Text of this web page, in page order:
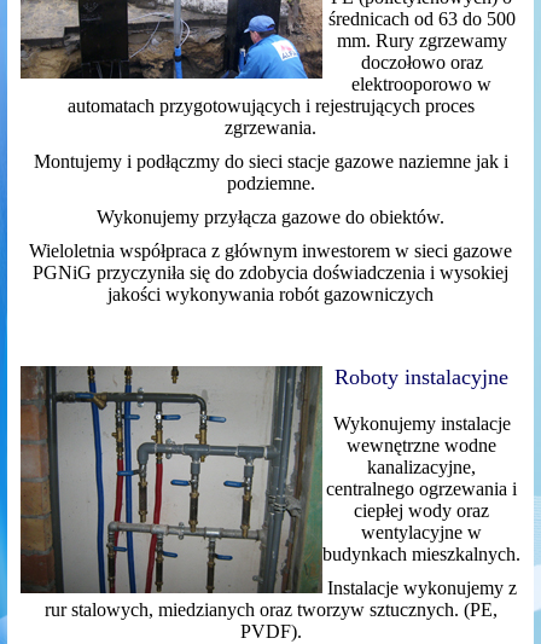
średnicach od 63 do 500
mm. Rury zgrzewamy
doczołowo oraz
elektrooporowo w
automatach przygotowujących i rejestrujących proces
zgrzewania.
Montujemy i podłączmy do sieci stacje gazowe naziemne jak i
podziemne.
Wykonujemy przyłącza gazowe do obiektów.
Wieloletnia współpraca z głównym inwestorem w sieci gazowe
PGNiG przyczyniła się do zdobycia doświadczenia i wysokiej
jakości wykonywania robót gazowniczych
Roboty instalacyjne
Wykonujemy instalacje
wewnętrzne wodne
kanalizacyjne,
centralnego ogrzewania i
ciepłej wody oraz
wentylacyjne w
budynkach mieszkalnych.
Instalacje wykonujemy z
rur stalowych, miedzianych oraz tworzyw sztucznych. (PE,
PVDF).